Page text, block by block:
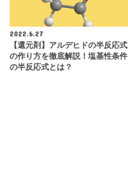
2022.6.27
【還元剤】アルデヒドの半反応式
の作り方を徹底解説！塩基性条件
の半反応式とは？